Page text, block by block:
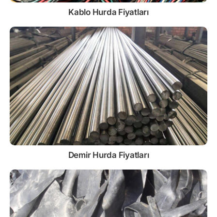
Kablo Hurda Fiyatları
Demir Hurda Fiyatları